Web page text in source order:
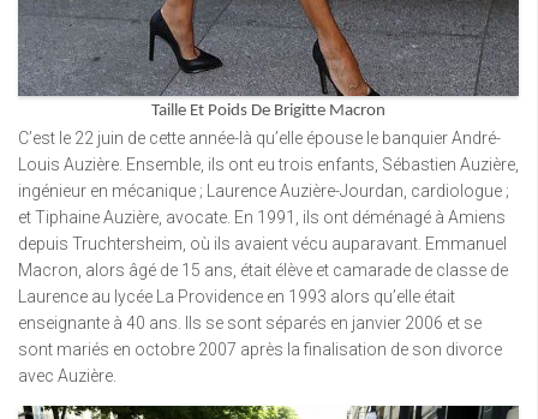
Taille Et Poids De Brigitte Macron
C’est le 22 juin de cette année-là qu’elle épouse le banquier André-
Louis Auzière. Ensemble, ils ont eu trois enfants, Sébastien Auzière,
ingénieur en mécanique ; Laurence Auzière-Jourdan, cardiologue ;
et Tiphaine Auzière, avocate. En 1991, ils ont déménagé à Amiens
depuis Truchtersheim, où ils avaient vécu auparavant. Emmanuel
Macron, alors âgé de 15 ans, était élève et camarade de classe de
Laurence au lycée La Providence en 1993 alors qu’elle était
enseignante à 40 ans. Ils se sont séparés en janvier 2006 et se
sont mariés en octobre 2007 après la finalisation de son divorce
avec Auzière.